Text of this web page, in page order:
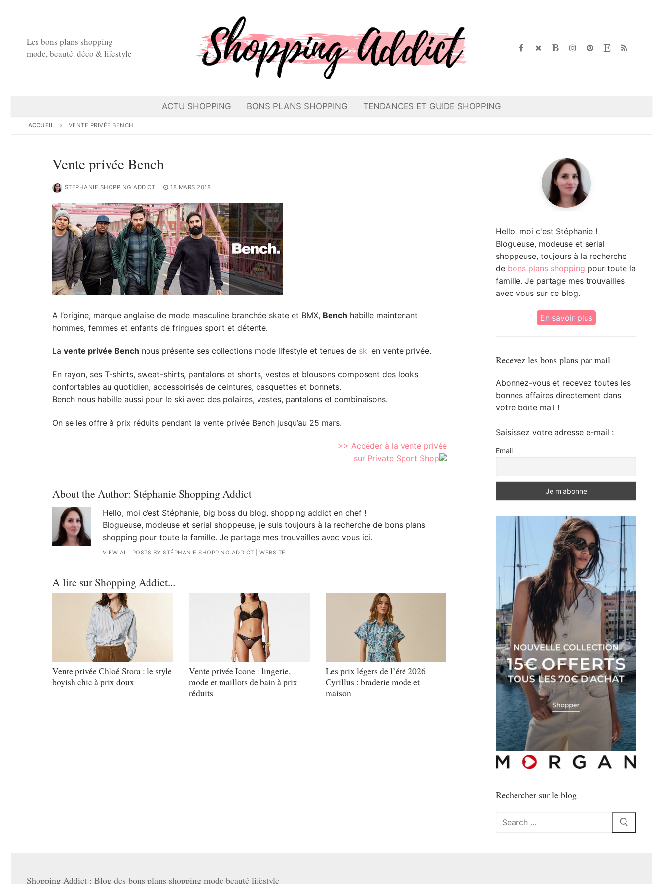
Les bons plans shopping
mode, beauté, déco & lifestyle
ACTU SHOPPING BONS PLANS SHOPPING TENDANCES ET GUIDE SHOPPING
ACCUEIL VENTE PRIVÉE BENCH
Vente privée Bench
STÉPHANIE SHOPPING ADDICT 18 MARS 2018
A l’origine, marque anglaise de mode masculine branchée skate et BMX, Bench habille maintenant
hommes, femmes et enfants de fringues sport et détente.
La vente privée Bench nous présente ses collections mode lifestyle et tenues de ski en vente privée.
En rayon, ses T-shirts, sweat-shirts, pantalons et shorts, vestes et blousons composent des looks
confortables au quotidien, accessoirisés de ceintures, casquettes et bonnets.
Bench nous habille aussi pour le ski avec des polaires, vestes, pantalons et combinaisons.
On se les offre à prix réduits pendant la vente privée Bench jusqu’au 25 mars.
>> Accéder à la vente privée
sur Private Sport Shop
About the Author: Stéphanie Shopping Addict
Hello, moi c’est Stéphanie, big boss du blog, shopping addict en chef !
Blogueuse, modeuse et serial shoppeuse, je suis toujours à la recherche de bons plans
shopping pour toute la famille. Je partage mes trouvailles avec vous ici.
VIEW ALL POSTS BY STÉPHANIE SHOPPING ADDICT |WEBSITE
A lire sur Shopping Addict...
Vente privée Chloé Stora : le style
boyish chic à prix doux
Vente privée Icone : lingerie,
mode et maillots de bain à prix
réduits
Les prix légers de l’été 2026
Cyrillus : braderie mode et
maison
Hello, moi c'est Stéphanie !
Blogueuse, modeuse et serial
shoppeuse, toujours à la recherche
de bons plans shopping pour toute la
famille. Je partage mes trouvailles
avec vous sur ce blog.
En savoir plus
Recevez les bons plans par mail
Abonnez-vous et recevez toutes les
bonnes affaires directement dans
votre boite mail !
Saisissez votre adresse e-mail :
Email
Rechercher sur le blog
Rechercher
Shopping Addict : Blog des bons plans shopping mode beauté lifestyle